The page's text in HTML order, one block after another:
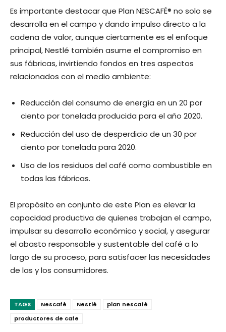
Es importante destacar que Plan NESCAFÉ® no solo se
desarrolla en el campo y dando impulso directo a la
cadena de valor, aunque ciertamente es el enfoque
principal, Nestlé también asume el compromiso en
sus fábricas, invirtiendo fondos en tres aspectos
relacionados con el medio ambiente:
Reducción del consumo de energía en un 20 por
ciento por tonelada producida para el año 2020.
Reducción del uso de desperdicio de un 30 por
ciento por tonelada para 2020.
Uso de los residuos del café como combustible en
todas las fábricas.
El propósito en conjunto de este Plan es elevar la
capacidad productiva de quienes trabajan el campo,
impulsar su desarrollo económico y social, y asegurar
el abasto responsable y sustentable del café a lo
largo de su proceso, para satisfacer las necesidades
de las y los consumidores.
TAGS Nescafé Nestlé
plan nescafé
productores de cafe